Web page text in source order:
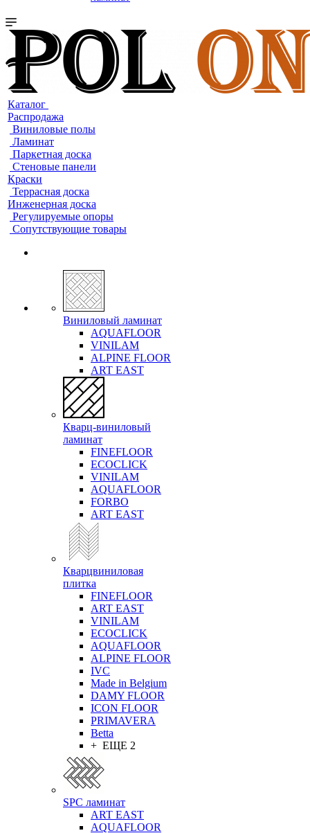
Каталог
Распродажа
Виниловые полы
Ламинат
Паркетная доска
Стеновые панели
Краски
Террасная доска
Инженерная доска
Регулируемые опоры
Сопутствующие товары
Виниловый ламинат
AQUAFLOOR
VINILAM
ALPINE FLOOR
ART EAST
Кварц-виниловый
ламинат
FINEFLOOR
ECOCLICK
VINILAM
AQUAFLOOR
FORBO
ART EAST
Кварцвиниловая
плитка
FINEFLOOR
ART EAST
VINILAM
ECOCLICK
AQUAFLOOR
ALPINE FLOOR
IVC
Made in Belgium
DAMY FLOOR
ICON FLOOR
PRIMAVERA
Betta
+ ЕЩЕ 2
SPC ламинат
ART EAST
AQUAFLOOR